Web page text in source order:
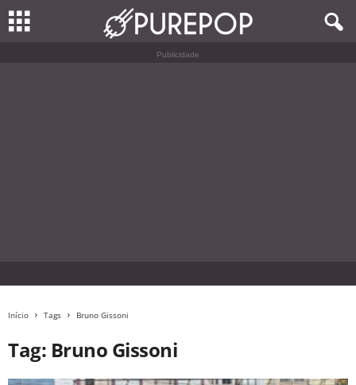
Publicidade
Início Tags Bruno Gissoni
Tag: Bruno Gissoni